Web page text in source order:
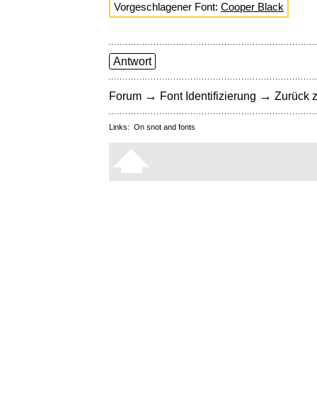
Vorgeschlagener Font: Cooper Black
Antwort
Forum → Font Identifizierung → Zurück
Links: On snot and fonts